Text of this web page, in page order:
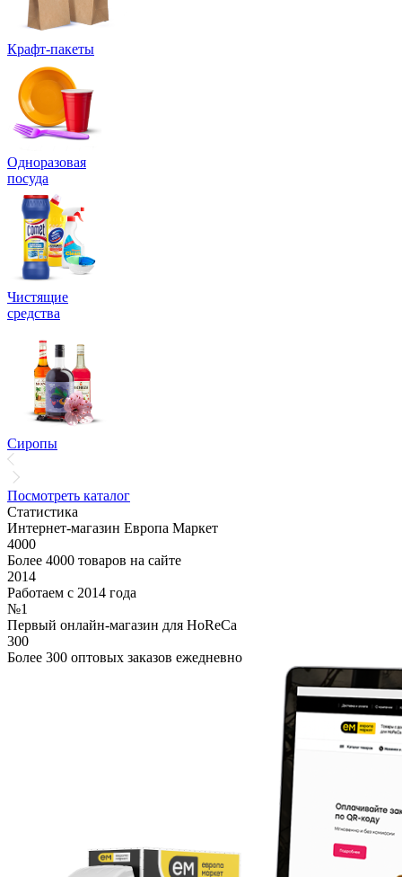
Крафт-пакеты
Одноразовая
посуда
Чистящие
средства
Сиропы
Посмотреть каталог
Статистика
Интернет-магазин Европа Маркет
4000
Более 4000 товаров на сайте
2014
Работаем с 2014 года
№1
Первый онлайн-магазин для HoReCa
300
Более 300 оптовых заказов ежедневно